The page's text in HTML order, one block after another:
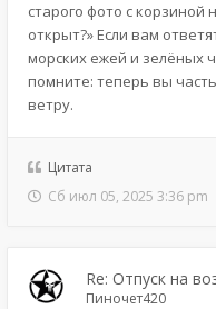
старого фото с
открыт?» Если вам
морских ежей и зелёных
помните: теперь вы
ветру.
Цитата
Сб июл 05, 2025 3:36 pm
Re: Отпуск на
Пиночет420